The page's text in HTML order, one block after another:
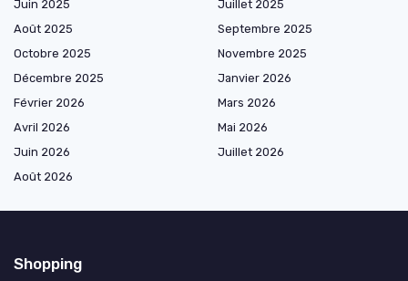
Juin 2025
Juillet 2025
Août 2025
Septembre 2025
Octobre 2025
Novembre 2025
Décembre 2025
Janvier 2026
Février 2026
Mars 2026
Avril 2026
Mai 2026
Juin 2026
Juillet 2026
Août 2026
Shopping